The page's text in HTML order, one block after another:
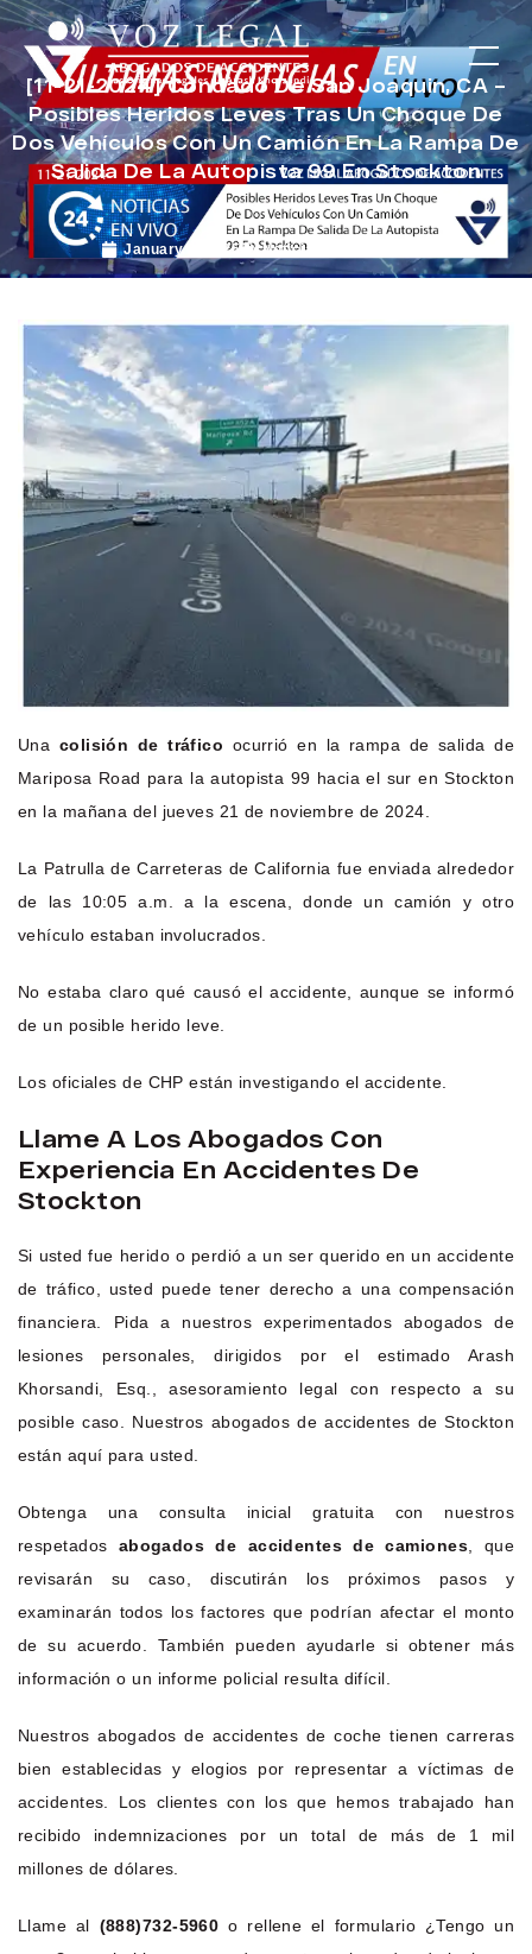
[11-21-2024] Condado De San Joaquin, CA –
Posibles Heridos Leves Tras Un Choque De
Dos Vehículos Con Un Camión En La Rampa De
Salida De La Autopista 99 En Stockton
January 2, 2025 Noticias de Accidentes
Una colisión de tráfico ocurrió en la rampa de salida de
Mariposa Road para la autopista 99 hacia el sur en Stockton
en la mañana del jueves 21 de noviembre de 2024.
La Patrulla de Carreteras de California fue enviada alrededor
de las 10:05 a.m. a la escena, donde un camión y otro
vehículo estaban involucrados.
No estaba claro qué causó el accidente, aunque se informó
de un posible herido leve.
Los oficiales de CHP están investigando el accidente.
Llame A Los Abogados Con
Experiencia En Accidentes De
Stockton
Si usted fue herido o perdió a un ser querido en un accidente
de tráfico, usted puede tener derecho a una compensación
financiera. Pida a nuestros experimentados abogados de
lesiones personales, dirigidos por el estimado Arash
Khorsandi, Esq., asesoramiento legal con respecto a su
posible caso. Nuestros abogados de accidentes de Stockton
están aquí para usted.
Obtenga una consulta inicial gratuita con nuestros
respetados abogados de accidentes de camiones, que
revisarán su caso, discutirán los próximos pasos y
examinarán todos los factores que podrían afectar el monto
de su acuerdo. También pueden ayudarle si obtener más
información o un informe policial resulta difícil.
Nuestros abogados de accidentes de coche tienen carreras
bien establecidas y elogios por representar a víctimas de
accidentes. Los clientes con los que hemos trabajado han
recibido indemnizaciones por un total de más de 1 mil
millones de dólares.
Llame al (888)732-5960 o rellene el formulario ¿Tengo un